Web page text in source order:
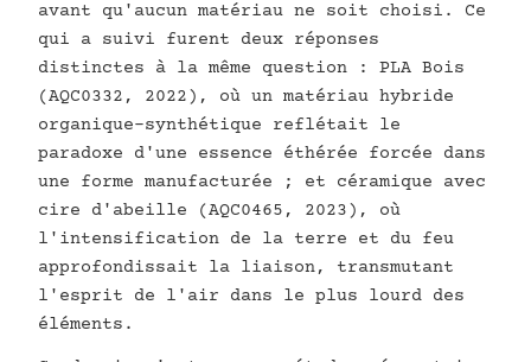
avant qu'aucun matériau ne soit choisi. Ce
qui a suivi furent deux réponses
distinctes à la même question : PLA Bois
(AQC0332, 2022), où un matériau hybride
organique-synthétique reflétait le
paradoxe d'une essence éthérée forcée dans
une forme manufacturée ; et céramique avec
cire d'abeille (AQC0465, 2023), où
l'intensification de la terre et du feu
approfondissait la liaison, transmutant
l'esprit de l'air dans le plus lourd des
éléments.